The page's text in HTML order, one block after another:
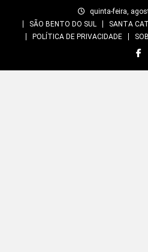
quinta-feira,
SÃO BENTO DO SUL
SANTA
POLÍTICA DE PRIVACIDADE